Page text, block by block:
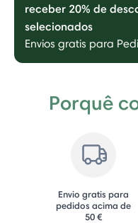
receber 20% de
selecionados
Envios gratis para
Porquê
Envio gratis para
pedidos acima de
50 €